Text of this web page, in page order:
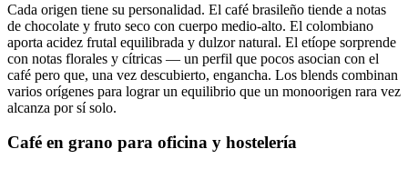
Cada origen tiene su personalidad. El café brasileño tiende a notas
de chocolate y fruto seco con cuerpo medio-alto. El colombiano
aporta acidez frutal equilibrada y dulzor natural. El etíope sorprende
con notas florales y cítricas — un perfil que pocos asocian con el
café pero que, una vez descubierto, engancha. Los blends combinan
varios orígenes para lograr un equilibrio que un monoorigen rara vez
alcanza por sí solo.
Café en grano para oficina y hostelería